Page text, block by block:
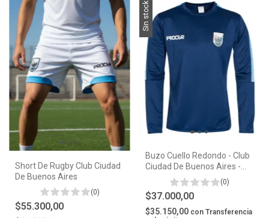
Short De Rugby Club Ciudad
De Buenos Aires
(0)
$55.300,00
Sin stock
Buzo Cuello Redondo - Club
Ciudad De Buenos Aires -
(0)
$37.000,00
$35.150,00 con Transferencia